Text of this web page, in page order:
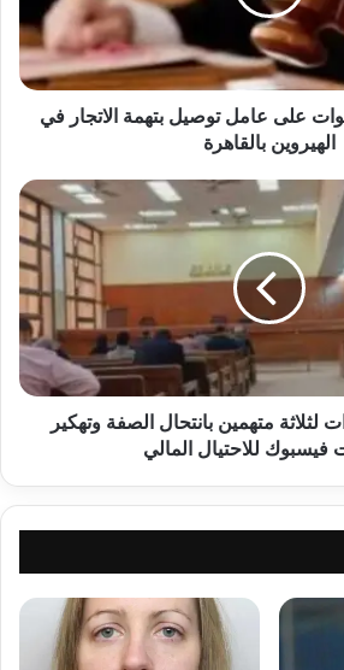
بالسجن 3 سنوات على عامل توصيل بتهمة الاتجار في
الهيروين بالقاهرة
3 سنوات لثلاثة متهمين بانتحال الصفة وتهكير
فيسبوك للاحتيال المالي